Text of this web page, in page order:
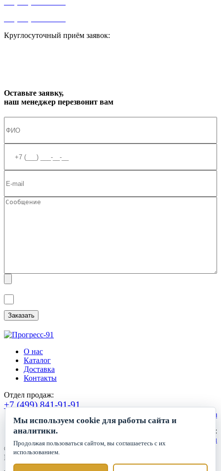
Круглосуточный приём заявок:
Оставьте заявку,
наш менеджер перезвонит вам
О нас
Каталог
Доставка
Контакты
Отдел продаж:
+7 (499) 841-91-91
Сделать заказ
Круглосуточный прием заявок:
zakaz1@progress91.ru
©2019-2026. ООО «ГК Прогресс»
Все права защищены.
Мы используем cookie для работы сайта и
аналитики.
Продолжая пользоваться сайтом, вы соглашаетесь с их
использованием.